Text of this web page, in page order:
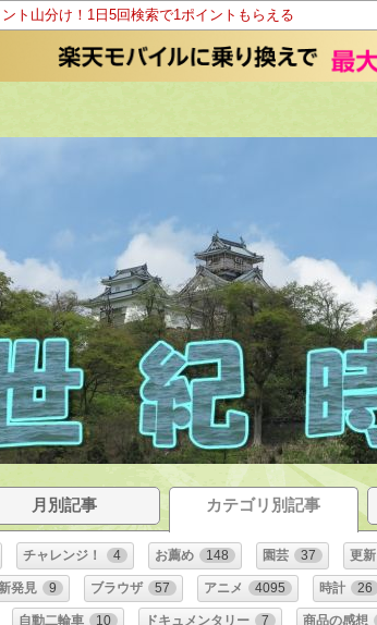
ト山分け！1日5回検索で1ポイントもらえる
月別記事 カテゴリ別記事
チャレンジ！ 4 お薦め 148 園芸 37 更新
発見 9 ブラウザ 57 アニメ 4095 時計 26
自動二輪車 10 ドキュメンタリー 7 商品の感想